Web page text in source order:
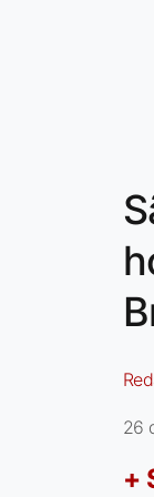
26
+